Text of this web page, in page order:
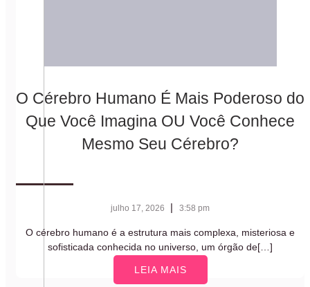
O Cérebro Humano É Mais Poderoso do
Que Você Imagina OU Você Conhece
Mesmo Seu Cérebro?
julho 17, 2026 | 3:58 pm
O cérebro humano é a estrutura mais complexa, misteriosa e
sofisticada conhecida no universo, um órgão de[…]
LEIA MAIS